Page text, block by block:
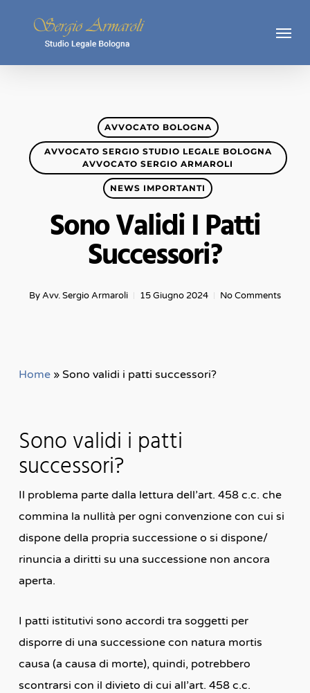
Menu
AVVOCATO BOLOGNA
AVVOCATO SERGIO STUDIO LEGALE BOLOGNA
AVVOCATO SERGIO ARMAROLI
NEWS IMPORTANTI
Sono Validi I Patti
Successori?
ByAvv. Sergio Armaroli 15 Giugno 2024 No Comments
Home» Sono validi i patti successori?
Sono validi i patti
successori?
Il problema parte dalla lettura dell’art. 458 c.c. che
commina la nullità per ogni convenzione con cui si
dispone della propria successione o si dispone/
rinuncia a diritti su una successione non ancora
aperta.
I patti istitutivi sono accordi tra soggetti per
disporre di una successione con natura mortis
causa (a causa di morte), quindi, potrebbero
scontrarsi con il divieto di cui all’art. 458 c.c.